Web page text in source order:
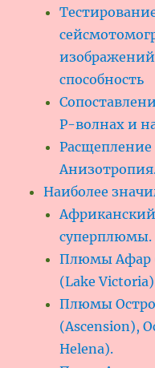
способность
P-волнах и
Расщепление
Наиболее
суперплюмы.
Плюмы Афар
(Lake
Плюмы
(Ascension),
Helena).